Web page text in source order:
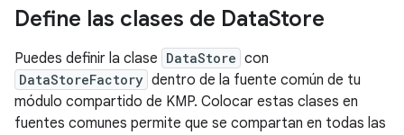
Define las clases de DataStore
Puedes definir la clase DataStore con
DataStoreFactory dentro de la fuente común de tu
módulo compartido de KMP. Colocar estas clases en
fuentes comunes permite que se compartan en todas las